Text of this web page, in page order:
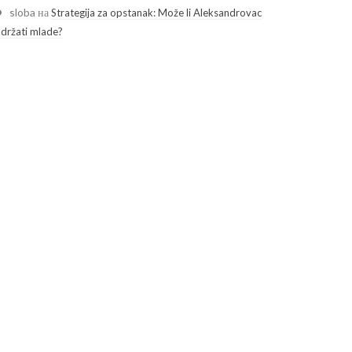
sloba наStrategija za opstanak: Može li Aleksandrovac
mlade?